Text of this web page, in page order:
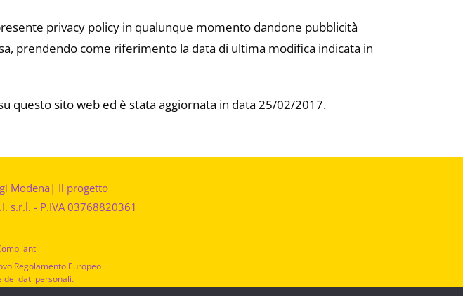
privacy policy in qualunque momento dandone pubblicità
prendendo come riferimento la data di ultima modifica indicata in
questo sito web ed è stata aggiornata in data 25/02/2017.
Modena| Il progetto
s.r.l. - P.IVA 03768820361
Regolamento Europeo
dei dati personali.